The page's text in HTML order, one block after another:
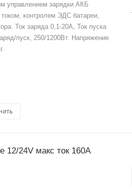
управлением зарядки АКБ
контролем ЭДС батареи,
Ток заряда 0,1-20А, Ток пуска
пуск, 250/1200Вт. Напряжение
12/24V макс ток 160A